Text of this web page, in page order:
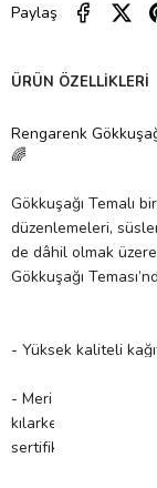
Paylaş
ÜRÜN ÖZELLIKLERI
Rengarenk
🌈
Gökkuşağı Temalı
düzenlemeleri,
de dâhil olmak üzere
Gökkuşağı
- Yüksek kaliteli
- Meri Meri, eşsiz
kılarken
sertifikalı kâğıt